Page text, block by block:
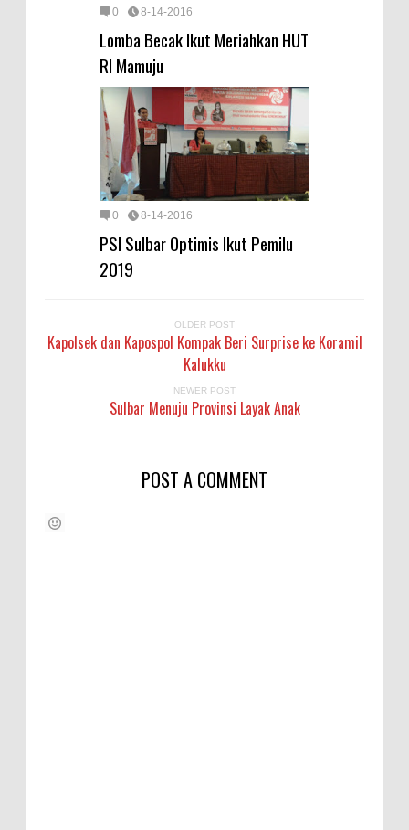
0 8-14-2016
Lomba Becak Ikut Meriahkan HUT
RI Mamuju
0 8-14-2016
PSI Sulbar Optimis Ikut Pemilu
2019
OLDER POST
Kapolsek dan Kapospol Kompak Beri Surprise ke Koramil
Kalukku
NEWER POST
Sulbar Menuju Provinsi Layak Anak
POST A COMMENT